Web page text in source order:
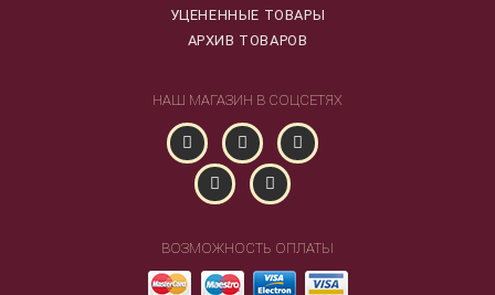
УЦЕНЕННЫЕ ТОВАРЫ
АРХИВ ТОВАРОВ
НАШ МАГАЗИН В СОЦСЕТЯХ
ВОЗМОЖНОСТЬ ОПЛАТЫ